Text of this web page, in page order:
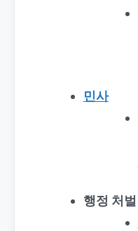
민사
행정 처벌